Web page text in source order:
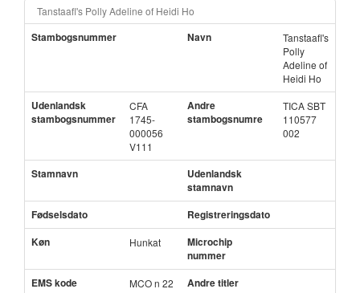
Tanstaafl's Polly Adeline of Heidi Ho
Stambogsnummer Navn
Tanstaafl's
Polly
Adeline of
Heidi Ho
Udenlandsk
stambogsnummer
CFA
1745-
000056
V111
Andre
stambogsnumre
TICA SBT
110577
002
Stamnavn
Udenlandsk
stamnavn
Fødselsdato
Registreringsdato
Køn
Hunkat
Microchip
nummer
EMS kode
MCO n 22
Andre titler